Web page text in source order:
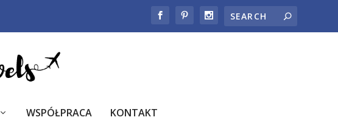
WSPÓŁPRACA KONTAKT